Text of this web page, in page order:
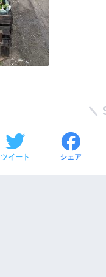
ツイート シェア